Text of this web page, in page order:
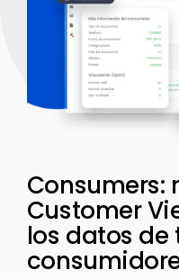
Consumers:
Customer
los datos de